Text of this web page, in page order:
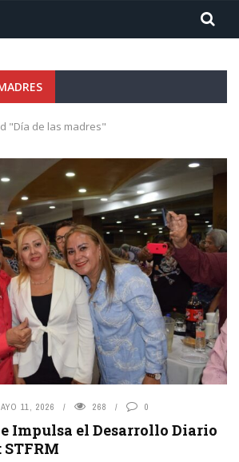
"Día de las madres"
11, 2026 268 0
Impulsa el Desarrollo Diario
STFRM